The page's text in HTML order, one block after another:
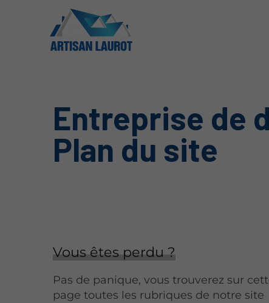
Entreprise de
Plan du site
Vous êtes perdu ?
Pas de panique, vous trouverez sur
page toutes les rubriques de notre site